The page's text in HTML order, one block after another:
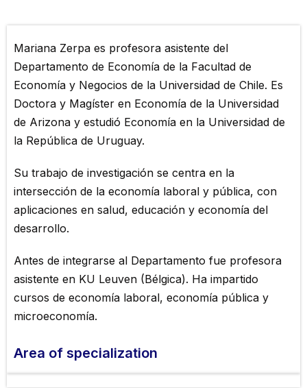
Mariana Zerpa es profesora asistente del
Departamento de Economía de la Facultad de
Economía y Negocios de la Universidad de Chile. Es
Doctora y Magíster en Economía de la Universidad
de Arizona y estudió Economía en la Universidad de
la República de Uruguay.
Su trabajo de investigación se centra en la
intersección de la economía laboral y pública, con
aplicaciones en salud, educación y economía del
desarrollo.
Antes de integrarse al Departamento fue profesora
asistente en KU Leuven (Bélgica). Ha impartido
cursos de economía laboral, economía pública y
microeconomía.
Area of ​​specialization